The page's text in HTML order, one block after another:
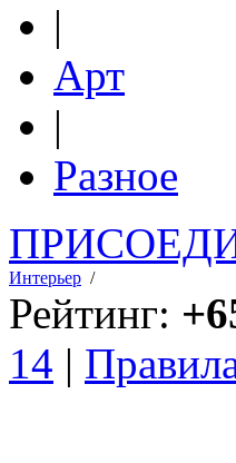
|
Арт
|
Разное
Интерьер /
Рейтинг:
14 |